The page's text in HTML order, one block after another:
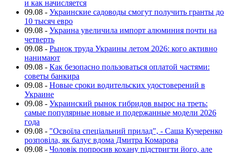
и как начисляется
09.08 - Украинские садоводы смогут получить гранты до
10 тысяч евро
09.08 - Украина увеличила импорт алюминия почти на
четверть
09.08 - Рынок труда Украины летом 2026: кого активно
нанимают
09.08 - Как безопасно пользоваться оплатой частями:
советы банкира
09.08 - Новые сроки водительских удостоверений в
Украине
09.08 - Украинский рынок гибридов вырос на треть:
самые популярные новые и подержанные модели 2026
года
09.08 - "Освоїла спеціальний прилад", - Саша Кучеренко
розповіла, як балує вдома Дмитра Комарова
09.08 - Чоловік попросив кохану підстригти його, але